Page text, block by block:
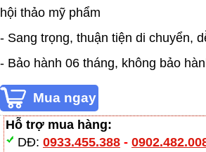
hội thảo mỹ phẩm
- Sang trọng, thuận tiện di chuyển,
- Bảo hành 06 tháng, không bảo
Hỗ trợ mua hàng:
DĐ: 0933.455.388-